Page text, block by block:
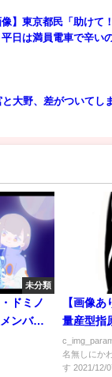
像】東京都民「助けて
日は満員電車で辛いの
と大野、差がついてし
未分類
ドミノ
ンバー
【画像あ
量産型指
る・・・
名無しにか
す 2021/12/